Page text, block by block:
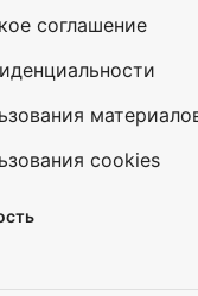
соглашение
cookies